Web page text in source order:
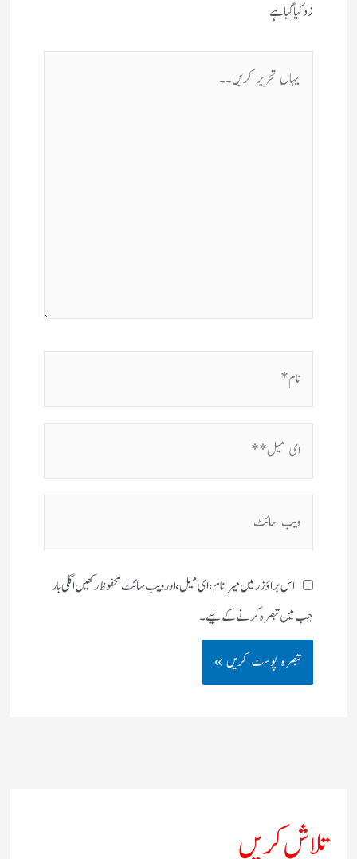
زد کیا گیا ہے
یہاں
تحریر
اس براؤزر میں میرا نام، ای میل، اور ویب سائٹ محفوظ رکھیں اگلی بار
جب میں تبصرہ کرنے کےلیے۔
تلاش کریں